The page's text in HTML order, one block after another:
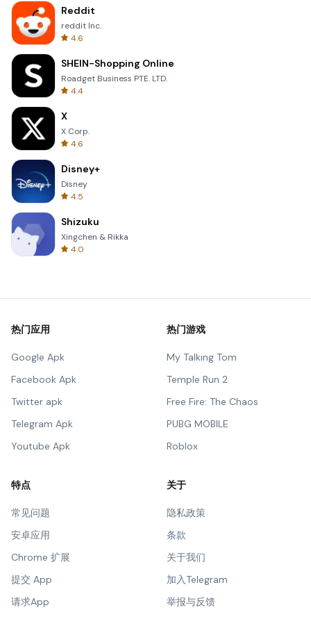
Reddit
reddit Inc.
4.6
SHEIN-Shopping Online
Roadget Business PTE. LTD.
4.4
X
X Corp.
4.6
Disney+
Disney
4.5
Shizuku
Xingchen & Rikka
4.0
热门应用
Google Apk
Facebook Apk
Twitter apk
Telegram Apk
Youtube Apk
热门游戏
My Talking Tom
Temple Run 2
Free Fire: The Chaos
PUBG MOBILE
Roblox
特点
常见问题
安卓应用
Chrome 扩展
提交 App
请求App
关于
隐私政策
条款
关于我们
加入Telegram
举报与反馈